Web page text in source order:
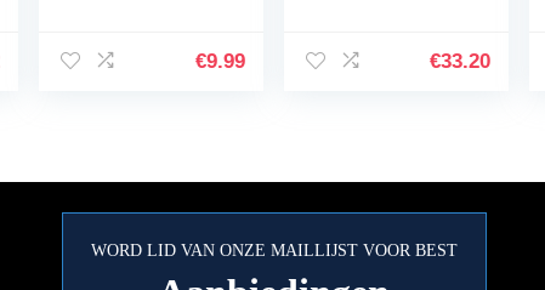
e-book ☆
akoestische gitaar,
en ukelele
€9.99 €33.20
WORD LID VAN ONZE MAILLIJST VOOR BEST